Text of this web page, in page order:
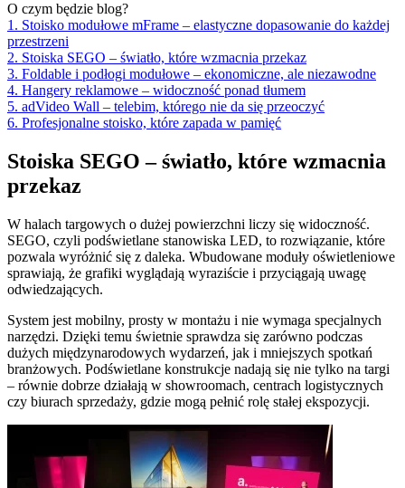
O czym będzie blog?
1. Stoisko modułowe mFrame – elastyczne dopasowanie do każdej
przestrzeni
2. Stoiska SEGO – światło, które wzmacnia przekaz
3. Foldable i podłogi modułowe – ekonomiczne, ale niezawodne
4. Hangery reklamowe – widoczność ponad tłumem
5. adVideo Wall – telebim, którego nie da się przeoczyć
6. Profesjonalne stoisko, które zapada w pamięć
Stoiska SEGO – światło, które wzmacnia
przekaz
W halach targowych o dużej powierzchni liczy się widoczność.
SEGO, czyli podświetlane stanowiska LED, to rozwiązanie, które
pozwala wyróżnić się z daleka. Wbudowane moduły oświetleniowe
sprawiają, że grafiki wyglądają wyraziście i przyciągają uwagę
odwiedzających.
System jest mobilny, prosty w montażu i nie wymaga specjalnych
narzędzi. Dzięki temu świetnie sprawdza się zarówno podczas
dużych międzynarodowych wydarzeń, jak i mniejszych spotkań
branżowych. Podświetlane konstrukcje nadają się nie tylko na targi
– równie dobrze działają w showroomach, centrach logistycznych
czy biurach sprzedaży, gdzie mogą pełnić rolę stałej ekspozycji.